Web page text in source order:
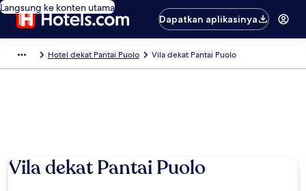
Langsung ke konten utama
Dapatkan aplikasinya
Hotel dekat Pantai Puolo Vila dekat Pantai Puolo
Vila dekat Pantai Puolo